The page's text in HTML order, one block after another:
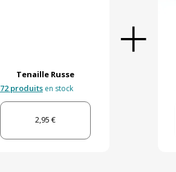
Tenaille Russe
72 produitsen stock
2,95 €